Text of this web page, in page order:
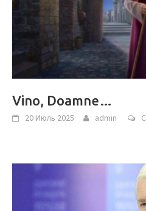
Vino, Doamne…
20 Июль 2025 admin